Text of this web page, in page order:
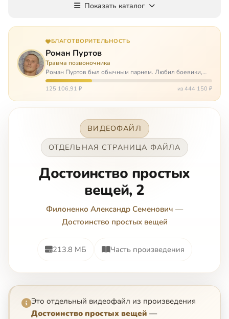
Показать каталог
БЛАГОТВОРИТЕЛЬНОСТЬ
Роман Пуртов
Травма позвоночника
Роман Пуртов был обычным парнем. Любил боевики,
хорошие автомобили, был не дурак поиграть в комп,
любил жену и обожал дочь. А потом, будучи
125 106,91 ₽ из 444 150 ₽
ВИДЕОФАЙЛ
ОТДЕЛЬНАЯ СТРАНИЦА ФАЙЛА
Достоинство простых
вещей, 2
Филоненко Александр Семенович —
Достоинство простых вещей
213.8 МБ Часть произведения
Это отдельный видеофайл из произведения
Достоинство простых вещей —